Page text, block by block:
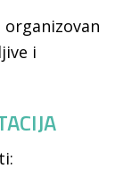
i